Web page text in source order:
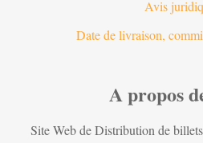
Avis
Date de livraison,
A propos
Site Web de Distribution de